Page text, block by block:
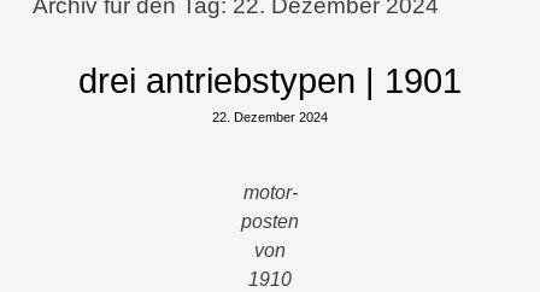
Archiv für den Tag: 22. Dezember 2024
drei antriebstypen | 1901
22. Dezember 2024
motor-
posten
von
1910